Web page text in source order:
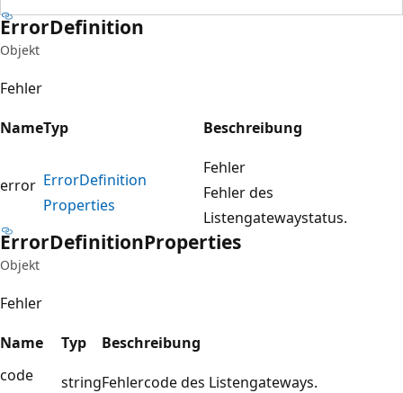
ErrorDefinition
Objekt
Fehler
NameTyp Beschreibung
error ErrorDefinition
Properties
Fehler
Fehler des
Listengatewaystatus.
ErrorDefinitionProperties
Objekt
Fehler
Name
Typ
Beschreibung
code
stringFehlercode des Listengateways.